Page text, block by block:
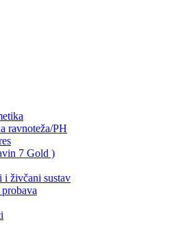
ravnoteža/PH
7 Gold )
i živčani sustav